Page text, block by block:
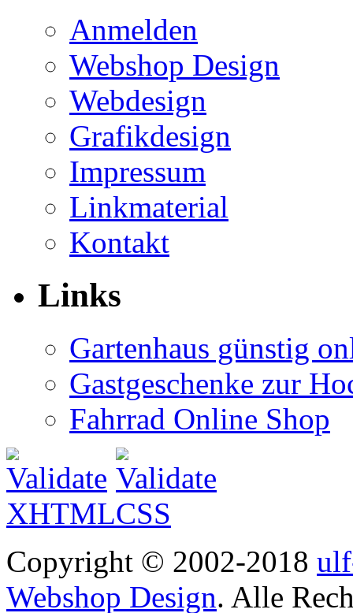
Anmelden
Webshop Design
Webdesign
Grafikdesign
Impressum
Linkmaterial
Kontakt
Links
Gartenhaus günstig
Gastgeschenke zur
Fahrrad Online Shop
Copyright © 2002-2018
Webshop Design. Alle